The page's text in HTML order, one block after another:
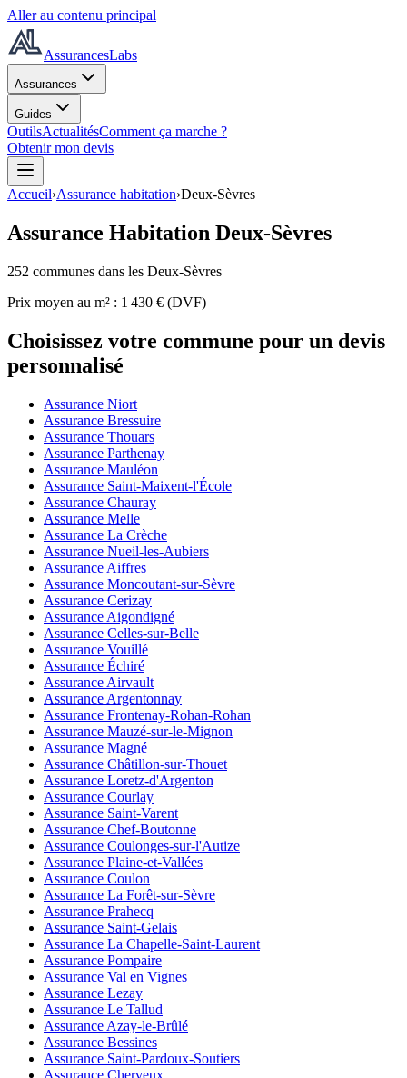
Aller au contenu principal
AssurancesLabs
Assurances
Guides
OutilsActualitésComment ça marche ?
Obtenir mon devis
Accueil›Assurance habitation›Deux-Sèvres
Assurance Habitation Deux-Sèvres
252 communes dans les Deux-Sèvres
Prix moyen au m² : 1 430 € (DVF)
Choisissez votre commune pour un devis
personnalisé
Assurance Niort
Assurance Bressuire
Assurance Thouars
Assurance Parthenay
Assurance Mauléon
Assurance Saint-Maixent-l'École
Assurance Chauray
Assurance Melle
Assurance La Crèche
Assurance Nueil-les-Aubiers
Assurance Aiffres
Assurance Moncoutant-sur-Sèvre
Assurance Cerizay
Assurance Aigondigné
Assurance Celles-sur-Belle
Assurance Vouillé
Assurance Échiré
Assurance Airvault
Assurance Argentonnay
Assurance Frontenay-Rohan-Rohan
Assurance Mauzé-sur-le-Mignon
Assurance Magné
Assurance Châtillon-sur-Thouet
Assurance Loretz-d'Argenton
Assurance Courlay
Assurance Saint-Varent
Assurance Chef-Boutonne
Assurance Coulonges-sur-l'Autize
Assurance Plaine-et-Vallées
Assurance Coulon
Assurance La Forêt-sur-Sèvre
Assurance Prahecq
Assurance Saint-Gelais
Assurance La Chapelle-Saint-Laurent
Assurance Pompaire
Assurance Val en Vignes
Assurance Lezay
Assurance Le Tallud
Assurance Azay-le-Brûlé
Assurance Bessines
Assurance Saint-Pardoux-Soutiers
Assurance Cherveux